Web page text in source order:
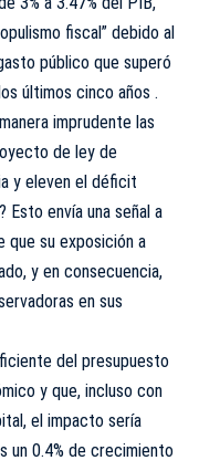
fiscal” debido al
público que superó
últimos cinco años .
imprudente las
de ley de
y eleven el déficit
Esto envía una señal a
que su exposición a
y en consecuencia,
en sus
del presupuesto
y que, incluso con
el impacto sería
un 0.4% de crecimiento